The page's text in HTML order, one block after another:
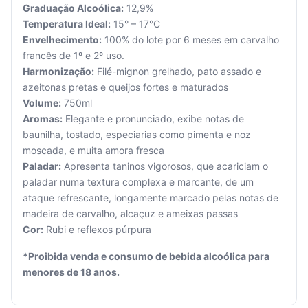
Seu
carrinho
está
vazio.
Adicione
produtos
para
começar.
Graduação Alcoólica: 12,9%
Temperatura Ideal: 15° – 17°C
Envelhecimento: 100% do lote por 6 meses em carvalho
francês de 1º e 2º uso.
Harmonização: Filé-mignon grelhado, pato assado e
azeitonas pretas e queijos fortes e maturados
Volume: 750ml
Aromas: Elegante e pronunciado, exibe notas de
baunilha, tostado, especiarias como pimenta e noz
moscada, e muita amora fresca
Paladar: Apresenta taninos vigorosos, que acariciam o
paladar numa textura complexa e marcante, de um
ataque refrescante, longamente marcado pelas notas de
madeira de carvalho, alcaçuz e ameixas passas
Cor: Rubi e reflexos púrpura
*Proibida venda e consumo de bebida alcoólica para
menores de 18 anos.